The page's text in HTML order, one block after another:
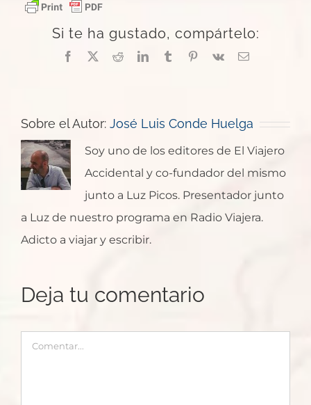
Si te ha gustado, compártelo:
Facebook
X RedditLinkedInTumblrPinterest
Vk
Correo
Sobre el Autor: José Luis Conde Huelga
Soy uno de los editores de El Viajero
Accidental y co-fundador del mismo
junto a Luz Picos. Presentador junto
a Luz de nuestro programa en Radio Viajera.
Adicto a viajar y escribir.
Deja tu comentario
Comentar